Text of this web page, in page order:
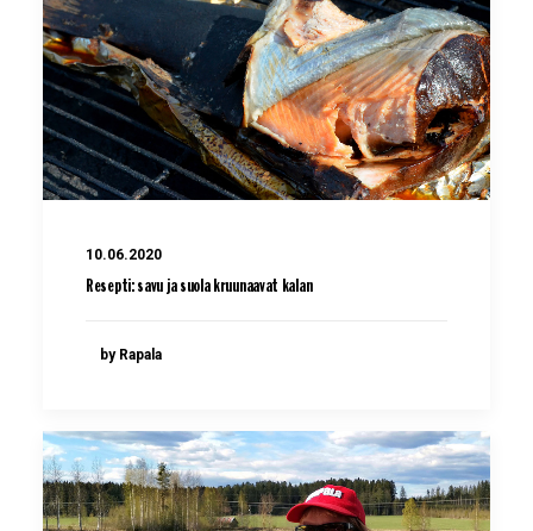
10.06.2020
Resepti: savu ja suola kruunaavat kalan
by Rapala